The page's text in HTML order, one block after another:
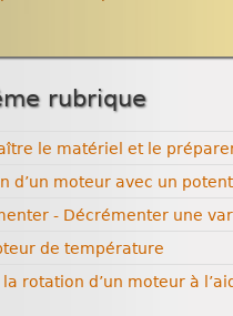
rubrique
le matériel et le
d’un moteur avec un
- Décrémenter une
de température
rotation d’un moteur à